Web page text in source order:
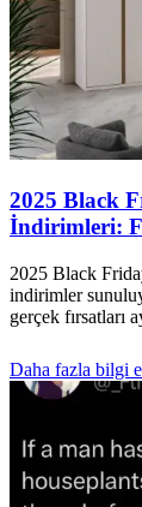
2025 Black
İndirimleri:
2025 Black
indirimler
gerçek fırsatları
Daha fazla bilgi